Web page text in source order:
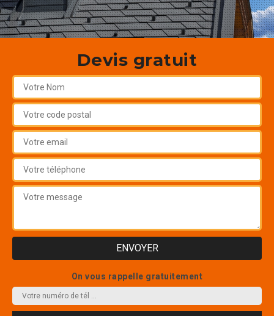
Devis gratuit
On vous rappelle gratuitement